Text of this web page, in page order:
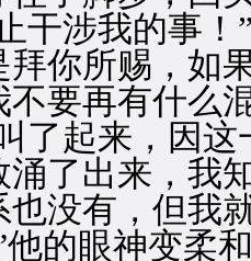
涉我的事！”
你所赐，如
要再有什么
了起来，因
了出来，我
也没有，但我
眼神变柔和